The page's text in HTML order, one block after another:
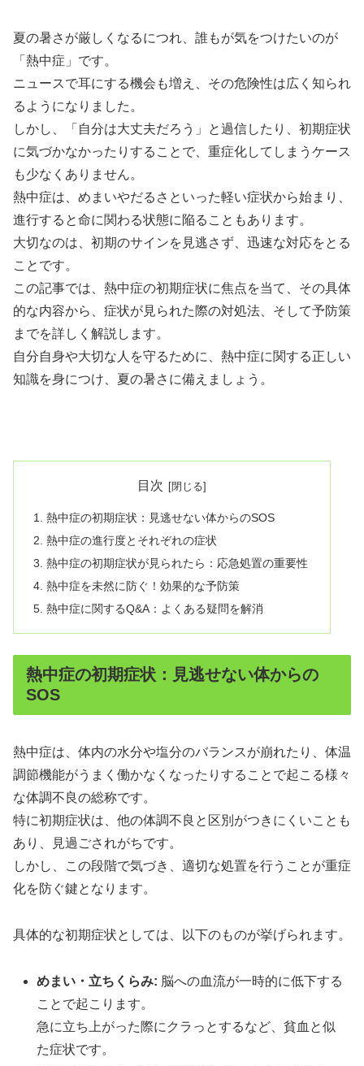
夏の暑さが厳しくなるにつれ、誰もが気をつけたいのが
「熱中症」です。
ニュースで耳にする機会も増え、その危険性は広く知られ
るようになりました。
しかし、「自分は大丈夫だろう」と過信したり、初期症状
に気づかなかったりすることで、重症化してしまうケース
も少なくありません。
熱中症は、めまいやだるさといった軽い症状から始まり、
進行すると命に関わる状態に陥ることもあります。
大切なのは、初期のサインを見逃さず、迅速な対応をとる
ことです。
この記事では、熱中症の初期症状に焦点を当て、その具体
的な内容から、症状が見られた際の対処法、そして予防策
までを詳しく解説します。
自分自身や大切な人を守るために、熱中症に関する正しい
知識を身につけ、夏の暑さに備えましょう。
目次
熱中症の初期症状：見逃せない体からのSOS
熱中症の進行度とそれぞれの症状
熱中症の初期症状が見られたら：応急処置の重要性
熱中症を未然に防ぐ！効果的な予防策
熱中症に関するQ&A：よくある疑問を解消
熱中症の初期症状：見逃せない体からの
SOS
熱中症は、体内の水分や塩分のバランスが崩れたり、体温
調節機能がうまく働かなくなったりすることで起こる様々
な体調不良の総称です。
特に初期症状は、他の体調不良と区別がつきにくいことも
あり、見過ごされがちです。
しかし、この段階で気づき、適切な処置を行うことが重症
化を防ぐ鍵となります。
具体的な初期症状としては、以下のものが挙げられます。
めまい・立ちくらみ: 脳への血流が一時的に低下する
ことで起こります。
急に立ち上がった際にクラっとするなど、貧血と似
た症状です。